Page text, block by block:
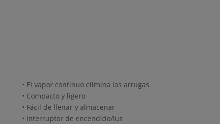
• El vapor continuo elimina las arrugas
• Compacto y ligero
• Fácil de llenar y almacenar
• Interruptor de encendido/luz